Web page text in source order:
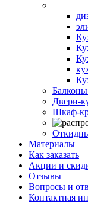
Двери-
Шкаф-
Материалы
Как заказать
Акции и
Отзывы
Вопросы и
Контактная